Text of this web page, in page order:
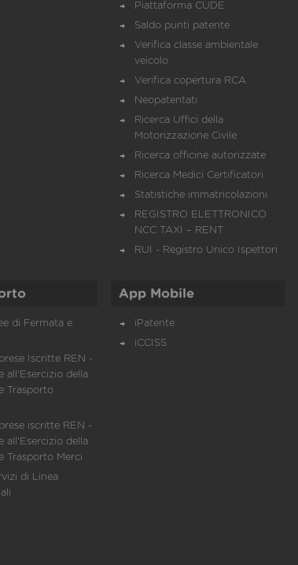
Piattaforma CUDE
Saldo punti patente
Verifica classe ambientale
veicolo
Verifica copertura RCA
Neopatentati
Ricerca Uffici della
Motorizzazione Civile
Ricerca officine autorizzate
Ricerca Medici Certificatori
Statistiche immatricolazioni
REGISTRO ELETTRONICO
NCC TAXI – RENT
RUI - Registro Unico Ispettori
di Fermata e
Iscritte REN -
all'Esercizio della
Trasporto
iscritte REN -
all'Esercizio della
Trasporto Merci
di Linea
App Mobile
iPatente
iCCISS